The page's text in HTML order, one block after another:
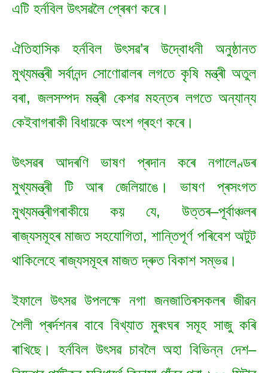
এটি হৰ্নবিল উৎসৱলৈ প্ৰেৰণ কৰে।
ঐতিহাসিক হৰ্নবিল উৎসৱ’ৰ উদ্বোধনী অনুষ্ঠানত
মুখ্যমন্ত্ৰী সৰ্বানন্দ সোণোৱালৰ লগতে কৃষি মন্ত্ৰী অতুল
বৰা, জলসম্পদ মন্ত্ৰী কেশৱ মহন্তৰ লগতে অন্যান্য
কেইবাগৰাকী বিধায়কে অংশ গ্ৰহণ কৰে।
উৎসৱৰ আদৰণি ভাষণ প্ৰদান কৰে নগালেণ্ডৰ
মুখ্যমন্ত্ৰী টি আৰ জেলিয়াঙে। ভাষণ প্ৰসংগত
মুখ্যমন্ত্ৰীগৰাকীয়ে কয় যে, উত্তৰ–পূৰ্বাঞ্চলৰ
ৰাজ্যসমূহৰ মাজত সহযোগিতা, শান্তিপূৰ্ণ পৰিবেশ অটুট
থাকিলেহে ৰাজ্যসমূহৰ মাজত দ্ৰুত বিকাশ সম্ভৱ।
ইফালে উৎসৱ উপলক্ষে নগা জনজাতিৰসকলৰ জীৱন
শৈলী প্ৰৰ্দশনৰ বাবে বিখ্যাত মুৰংঘৰ সমূহ সাজু কৰি
ৰাখিছে। হৰ্নবিল উৎসৱ চাবলৈ অহা বিভিন্ন দেশ–